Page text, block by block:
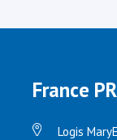
France
Logis